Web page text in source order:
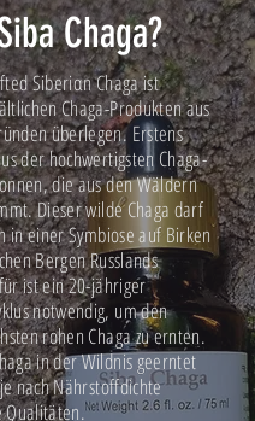
Chaga?
Siberiαn Chaga ist
Chaga-Produkten aus
überlegen. Erstens
der hochwertigsten Chaga-
die aus den Wäldern
Dieser wilde Chaga darf
in einer Symbiose auf Birken
Bergen Russlands
ist ein 20-jähriger
notwendig, um den
rohen Chaga zu ernten.
in der Wildnis geerntet
nach Nährstoffdichte
Qualitäten.